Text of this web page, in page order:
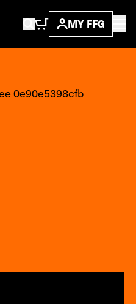
MY FFG